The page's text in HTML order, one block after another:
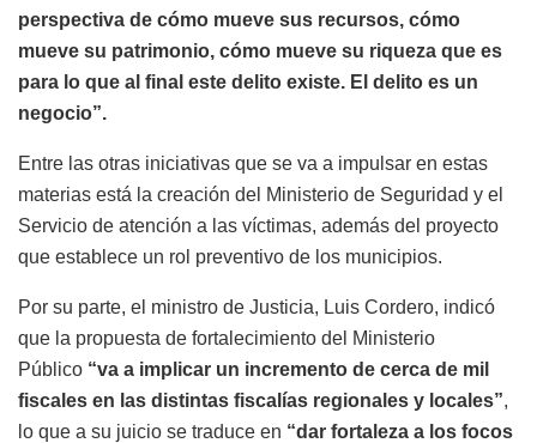
perspectiva de cómo mueve sus recursos, cómo
mueve su patrimonio, cómo mueve su riqueza que es
para lo que al final este delito existe. El delito es un
negocio”.
Entre las otras iniciativas que se va a impulsar en estas
materias está la creación del Ministerio de Seguridad y el
Servicio de atención a las víctimas, además del proyecto
que establece un rol preventivo de los municipios.
Por su parte, el ministro de Justicia, Luis Cordero, indicó
que la propuesta de fortalecimiento del Ministerio
Público “va a implicar un incremento de cerca de mil
fiscales en las distintas fiscalías regionales y locales”,
lo que a su juicio se traduce en “dar fortaleza a los focos